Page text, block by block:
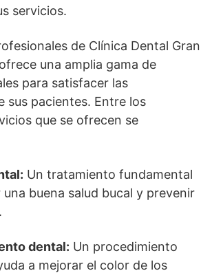
servicios.
de Clínica Dental Gran
una amplia gama de
para satisfacer las
sus pacientes. Entre los
que se ofrecen se
Un tratamiento fundamental
buena salud bucal y prevenir
dental: Un procedimiento
a mejorar el color de los